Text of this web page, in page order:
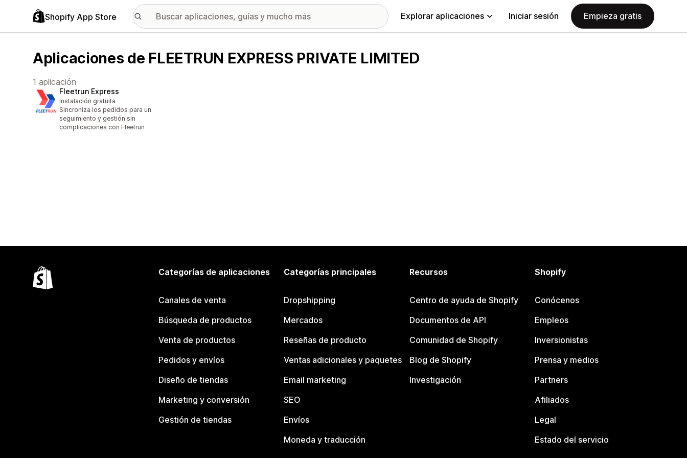
Shopify App Store Explorar aplicaciones Iniciar sesión Empieza gratis
Aplicaciones de FLEETRUN EXPRESS PRIVATE LIMITED
1 aplicación
Fleetrun Express
Instalación gratuita
Sincroniza los pedidos para un
seguimiento y gestión sin
complicaciones con Fleetrun
Categorías de aplicaciones
Canales de venta
Búsqueda de productos
Venta de productos
Pedidos y envíos
Diseño de tiendas
Marketing y conversión
Gestión de tiendas
Categorías principales
Dropshipping
Mercados
Reseñas de producto
Ventas adicionales y paquetes
Email marketing
SEO
Envíos
Moneda y traducción
Recursos
Centro de ayuda de Shopify
Documentos de API
Comunidad de Shopify
Blog de Shopify
Investigación
Shopify
Conócenos
Empleos
Inversionistas
Prensa y medios
Partners
Afiliados
Legal
Estado del servicio